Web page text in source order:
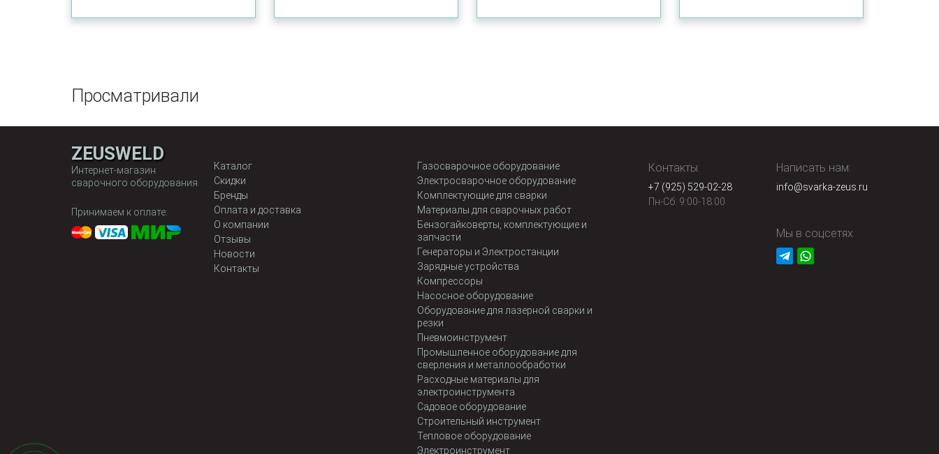
Просматривали
ZEUSWELD
Интернет-магазин
сварочного оборудования
Принимаем к оплате:
Каталог
Скидки
Бренды
Оплата и доставка
О компании
Отзывы
Новости
Контакты
Газосварочное оборудование
Электросварочное оборудование
Комплектующие для сварки
Материалы для сварочных работ
Бензогайковерты, комплектующие и
запчасти
Генераторы и Электростанции
Зарядные устройства
Компрессоры
Насосное оборудование
Оборудование для лазерной сварки и
резки
Пневмоинструмент
Промышленное оборудование для
сверления и металлообработки
Расходные материалы для
электроинструмента
Садовое оборудование
Строительный инструмент
Тепловое оборудование
Электроинструмент
Контакты:
+7 (925) 529-02-28
Пн-Сб: 9:00-18:00
Написать нам:
info@svarka-zeus.ru
Мы в соцсетях